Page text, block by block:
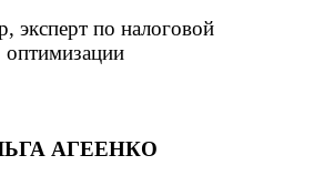
эксперт по налоговой
оптимизации
АГЕЕНКО